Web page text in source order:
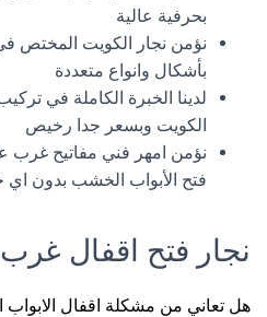
بحرفية عالية
نؤمن نجار الكويت المختص
بأشكال وانواع متعددة
لدينا الخبرة الكاملة في
الكويت وبسعر جدا رخيص
نؤمن امهر فني مفاتيح غرب
فتح الأبواب الخشب بدون
نجار فتح اقفال
هل تعاني من مشكلة اقفال